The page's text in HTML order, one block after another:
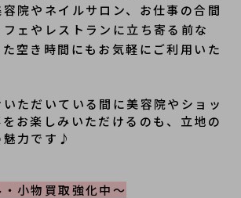
院やネイルサロン、お仕事の合間
ェやレストランに立ち寄る前な
空き時間にもお気軽にご利用いた
ただいている間に美容院やショッ
お楽しみいただけるのも、立地の
魅力です♪
小物買取強化中～